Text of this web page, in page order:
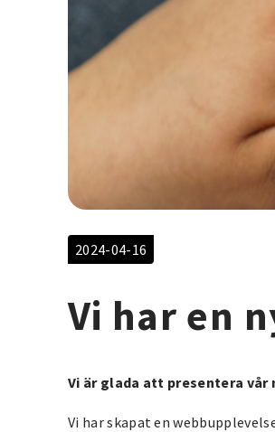
2024-04-16
Vi har en
Vi är glada att presentera vår
Vi har skapat en